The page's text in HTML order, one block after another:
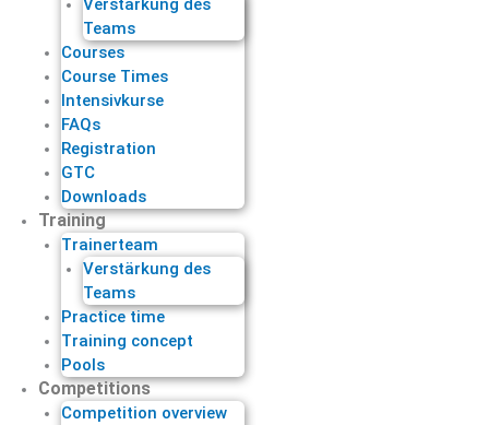
Verstärkung des
Teams
Courses
Course Times
Intensivkurse
FAQs
Registration
GTC
Downloads
Training
Trainerteam
Verstärkung des
Teams
Practice time
Training concept
Pools
Competitions
Competition overview